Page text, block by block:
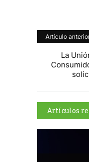
Artículo
La
Artículos